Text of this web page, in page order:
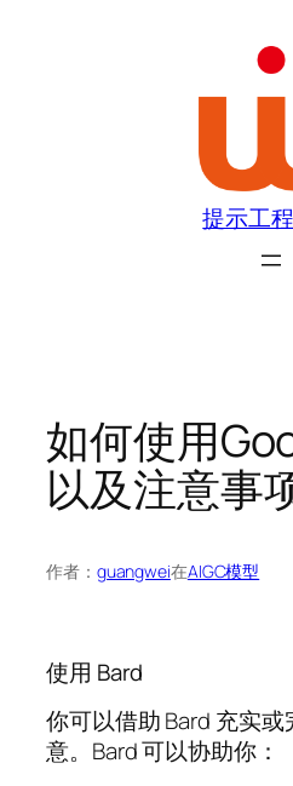
提示工
如何使用
以及注意事
作者： guangwei在AIGC模型
使用 Bard
你可以借助 Bard 充实
意。Bard 可以协助你：